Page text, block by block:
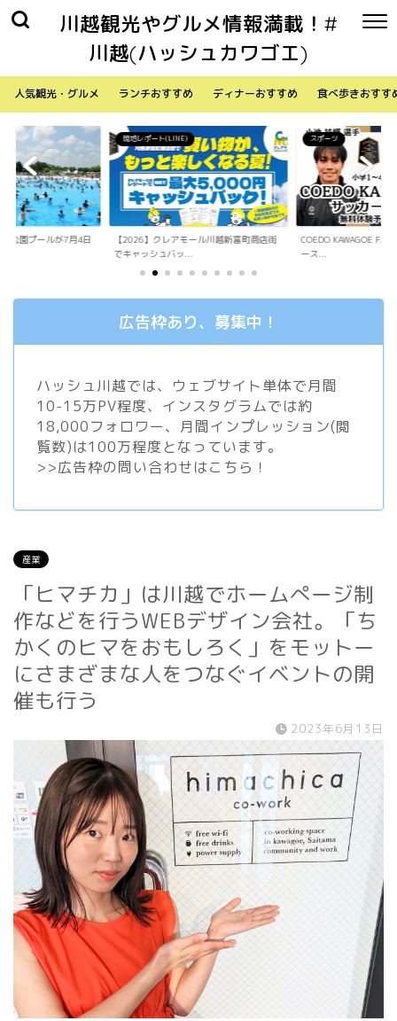
川越観光やグルメ情報満載！#
川越(ハッシュカワゴエ)
人気観光・グルメ ランチおすすめ ディナーおすすめ 食べ歩きおすす
ル川越新富町商店街
スポーツ
COEDO KAWAGOE F.Cが小学生向けサッカ
ース...
生活
「Sky Walker 7058」
内ア...
広告枠あり、募集中！
ハッシュ川越では、ウェブサイト単体で月間
10-15万PV程度、 インスタグラムでは約
18,000フォロワー、月間インプレッション(閲
覧数)は100万程度となっています。
>>広告枠の問い合わせはこちら！
産業
「ヒマチカ」は川越でホームぺージ制
作などを行うWEBデザイン会社。「ち
かくのヒマをおもしろく」をモットー
にさまざまな人をつなぐイベントの開
催も行う
2023年6月13日